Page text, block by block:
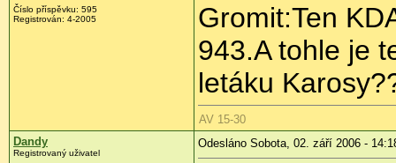
Číslo příspěvku: 595
Registrován: 4-2005
Gromit:Ten
943.A tohle je
letáku
AV 15-30
Dandy
Registrovaný uživatel
Odesláno Sobota, 02. září 2006 -